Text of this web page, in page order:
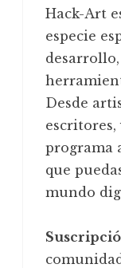
Hack-Art
especie
Desde
escritores,
programa
que
mundo